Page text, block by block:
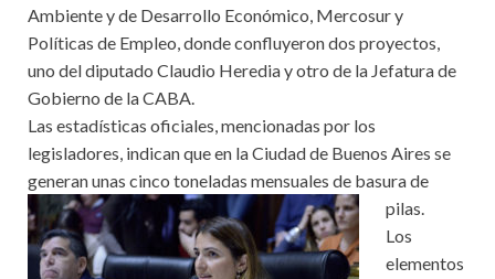
Ambiente y de Desarrollo Económico, Mercosur y
Políticas de Empleo, donde confluyeron dos proyectos,
uno del diputado Claudio Heredia y otro de la Jefatura de
Gobierno de la CABA.
Las estadísticas oficiales, mencionadas por los
legisladores, indican que en la Ciudad de Buenos Aires se
generan unas cinco toneladas mensuales de basura de
pilas.
Los
elementos